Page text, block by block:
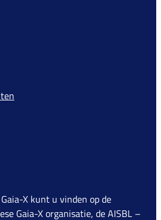
X kunt u vinden op de
Gaia-X organisatie, de AISBL –